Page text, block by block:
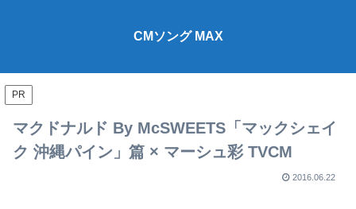
CMソング MAX
PR
マクドナルド By McSWEETS「マックシェイ
ク 沖縄パイン」篇 × マーシュ彩 TVCM
2016.06.22